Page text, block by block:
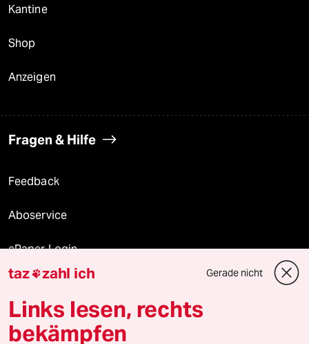
Kantine
Shop
Anzeigen
Fragen & Hilfe
Feedback
Aboservice
ePaper Login
Downloads für Abonnierende
taz zahl ich Gerade nicht
Links lesen, rechts
bekämpfen